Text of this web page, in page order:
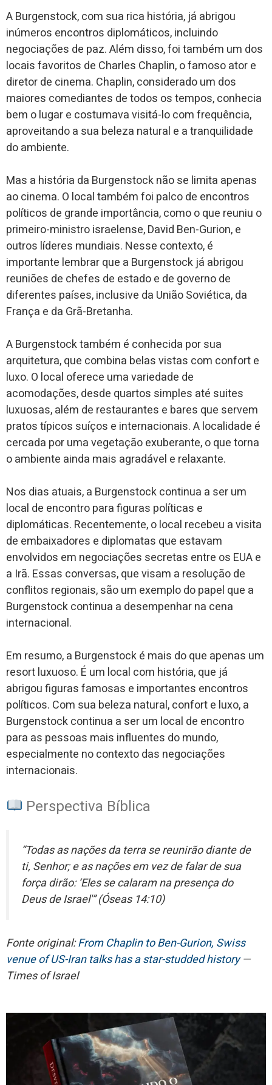
A Burgenstock, com sua rica história, já abrigou
inúmeros encontros diplomáticos, incluindo
negociações de paz. Além disso, foi também um dos
locais favoritos de Charles Chaplin, o famoso ator e
diretor de cinema. Chaplin, considerado um dos
maiores comediantes de todos os tempos, conhecia
bem o lugar e costumava visitá-lo com frequência,
aproveitando a sua beleza natural e a tranquilidade
do ambiente.
Mas a história da Burgenstock não se limita apenas
ao cinema. O local também foi palco de encontros
políticos de grande importância, como o que reuniu o
primeiro-ministro israelense, David Ben-Gurion, e
outros líderes mundiais. Nesse contexto, é
importante lembrar que a Burgenstock já abrigou
reuniões de chefes de estado e de governo de
diferentes países, inclusive da União Soviética, da
França e da Grã-Bretanha.
A Burgenstock também é conhecida por sua
arquitetura, que combina belas vistas com confort e
luxo. O local oferece uma variedade de
acomodações, desde quartos simples até suites
luxuosas, além de restaurantes e bares que servem
pratos típicos suíços e internacionais. A localidade é
cercada por uma vegetação exuberante, o que torna
o ambiente ainda mais agradável e relaxante.
Nos dias atuais, a Burgenstock continua a ser um
local de encontro para figuras políticas e
diplomáticas. Recentemente, o local recebeu a visita
de embaixadores e diplomatas que estavam
envolvidos em negociações secretas entre os EUA e
a Irã. Essas conversas, que visam a resolução de
conflitos regionais, são um exemplo do papel que a
Burgenstock continua a desempenhar na cena
internacional.
Em resumo, a Burgenstock é mais do que apenas um
resort luxuoso. É um local com história, que já
abrigou figuras famosas e importantes encontros
políticos. Com sua beleza natural, confort e luxo, a
Burgenstock continua a ser um local de encontro
para as pessoas mais influentes do mundo,
especialmente no contexto das negociações
internacionais.
Perspectiva Bíblica
“Todas as nações da terra se reunirão diante de
ti, Senhor; e as nações em vez de falar de sua
força dirão: ‘Eles se calaram na presença do
Deus de Israel'” (Óseas 14:10)
Fonte original:From Chaplin to Ben-Gurion, Swiss
venue of US-Iran talks has a star-studded history—
Times of Israel